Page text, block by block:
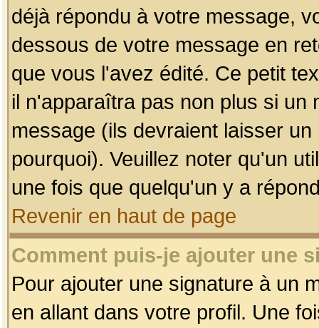
déjà répondu à votre message,
dessous de votre message en
que vous l'avez édité. Ce petit
il n'apparaîtra pas non plus si un
message (ils devraient laisser
pourquoi). Veuillez noter qu'un
une fois que quelqu'un y a
Revenir en haut de page
Comment puis-je ajouter une
Pour ajouter une signature à un
en allant dans votre profil. Une